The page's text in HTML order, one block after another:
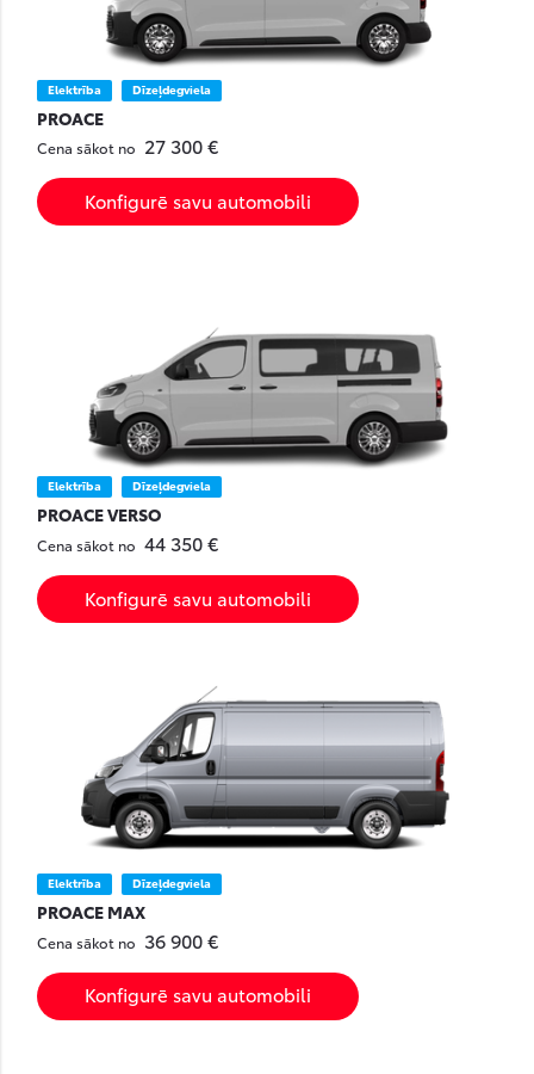
Elektrība Dīzeļdegviela
PROACE
Cena sākot no 27 300 €
Konfigurē savu automobili
Elektrība Dīzeļdegviela
PROACE VERSO
Cena sākot no 44 350 €
Konfigurē savu automobili
Elektrība Dīzeļdegviela
PROACE MAX
Cena sākot no 36 900 €
Konfigurē savu automobili